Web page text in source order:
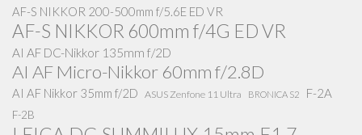
AF-S NIKKOR 200-500mm f/5.6E ED VR
AF-S NIKKOR 600mm f/4G ED VR
AI AF DC-Nikkor 135mm f/2D
AI AF Micro-Nikkor 60mm f/2.8D
AI AF Nikkor 35mm f/2D ASUS Zenfone 11 Ultra BRONICA S2 F-2A
F-2B